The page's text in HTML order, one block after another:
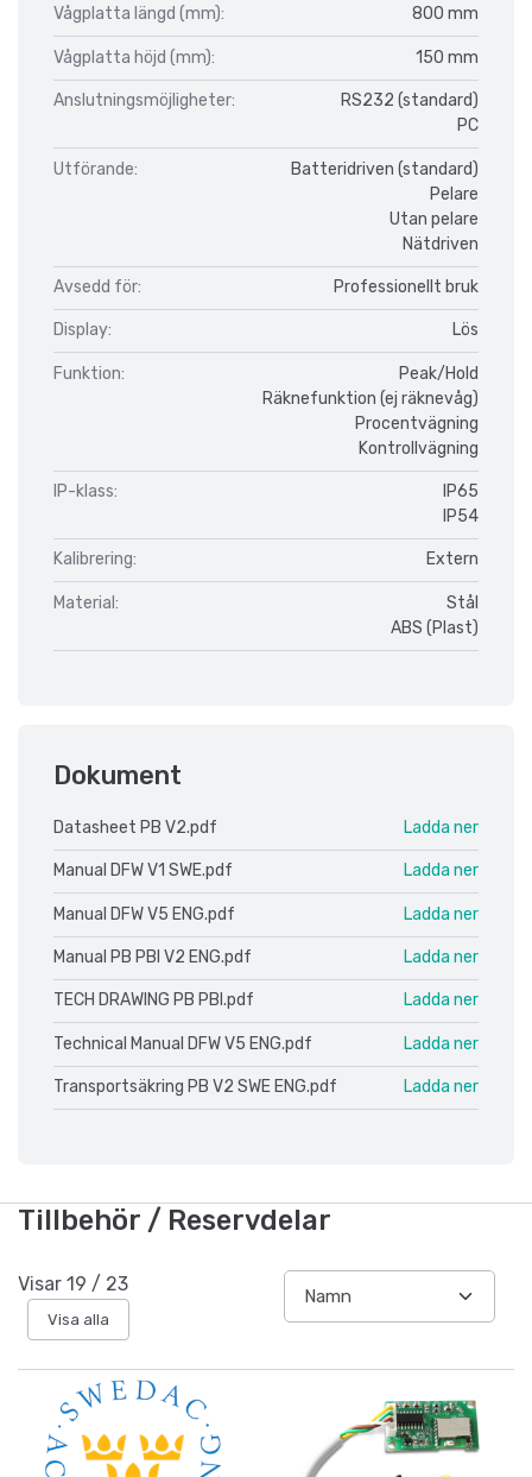
Vågplatta längd (mm): 800 mm
Vågplatta höjd (mm): 150 mm
Anslutningsmöjligheter:
RS232 (standard)
PC
Utförande:
Batteridriven (standard)
Pelare
Utan pelare
Nätdriven
Avsedd för: Professionellt bruk
Display: Lös
Funktion:
Peak/Hold
Räknefunktion (ej räknevåg)
Procentvägning
Kontrollvägning
IP-klass:
IP65
IP54
Kalibrering: Extern
Material:
Stål
ABS (Plast)
Dokument
Datasheet PB V2.pdf Ladda ner
Manual DFW V1 SWE.pdf Ladda ner
Manual DFW V5 ENG.pdf Ladda ner
Manual PB PBI V2 ENG.pdf Ladda ner
TECH DRAWING PB PBI.pdf Ladda ner
Technical Manual DFW V5 ENG.pdf Ladda ner
Transportsäkring PB V2 SWE ENG.pdf Ladda ner
Tillbehör / Reservdelar
Visar 19 / 23
Visa alla